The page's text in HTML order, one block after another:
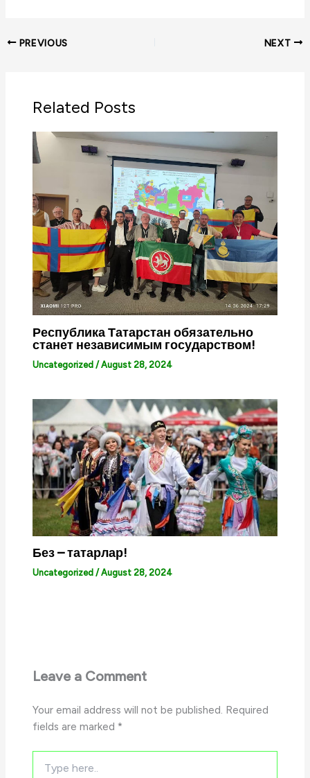
PREVIOUS NEXT
Related Posts
Республика Татарстан обязательно
станет независимым государством!
Uncategorized /August 28, 2024
Без – татарлар!
Uncategorized /August 28, 2024
Leave a Comment
Your email address will not be published. Required
fields are marked*
here..